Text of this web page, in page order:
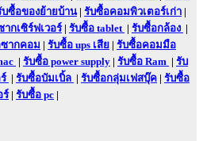
บซื้อของย้ายบ้าน| รับซื้อคอมพิวเตอร์เก่า |
กเซิร์ฟเวอร์| รับซื้อ tablet | รับซื้อกล้อง |
ากคอม | รับซื้อ ups เสีย | รับซื้อคอมมือ
| รับซื้อ power supply | รับซื้อ Ram | รับ
| รับซื้อบัมเบิ้ล | รับซื้อกลุ่มเฟสบุ๊ค | รับซื้อ
ร์| รับซื้อ pc |